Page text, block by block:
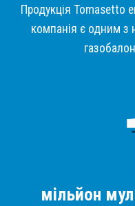
Продукція Tomasetto
компанія є одним з
мільйон